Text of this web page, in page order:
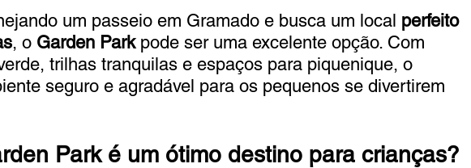
um passeio em Gramado e busca um local perfeito
, o Garden Park pode ser uma excelente opção. Com
trilhas tranquilas e espaços para piquenique, o
seguro e agradável para os pequenos se divertirem
Park é um ótimo destino para crianças?